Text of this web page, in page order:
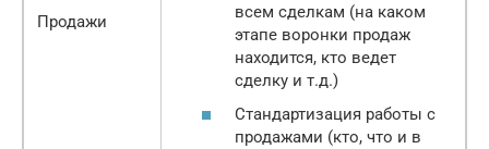
Продажи
всем сделкам (на каком
этапе воронки продаж
находится, кто ведет
сделку и т.д.)
Стандартизация работы с
продажами (кто, что и в